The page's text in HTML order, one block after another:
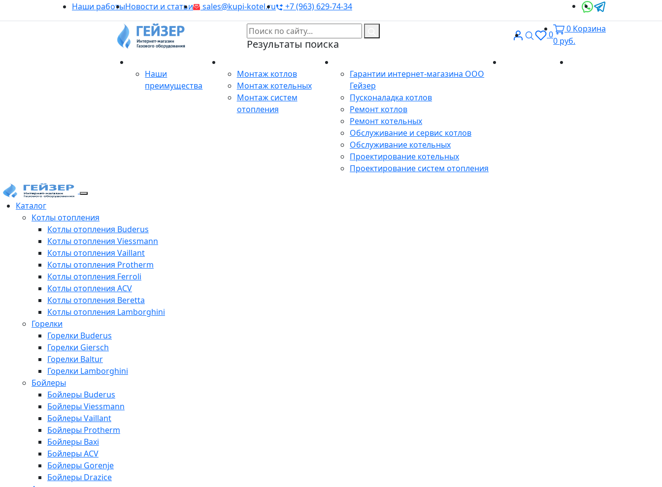
Наши работыНовости и статьи sales@kupi-kotel.ru +7 (963) 629-74-34
Результаты поиска
ВходПоиск
0
0 Корзина
0 руб.
Наши
преимущества
Монтаж котлов
Монтаж котельных
Монтаж систем
отопления
Гарантии интернет-магазина ООО
Гейзер
Пусконаладка котлов
Ремонт котлов
Ремонт котельных
Обслуживание и сервис котлов
Обслуживание котельных
Проектирование котельных
Проектирование систем отопления
Каталог
Котлы отопления
Котлы отопления Buderus
Котлы отопления Viessmann
Котлы отопления Vaillant
Котлы отопления Protherm
Котлы отопления Ferroli
Котлы отопления ACV
Котлы отопления Beretta
Котлы отопления Lamborghini
Горелки
Горелки Buderus
Горелки Giersch
Горелки Baltur
Горелки Lamborghini
Бойлеры
Бойлеры Buderus
Бойлеры Viessmann
Бойлеры Vaillant
Бойлеры Protherm
Бойлеры Baxi
Бойлеры ACV
Бойлеры Gorenje
Бойлеры Drazice